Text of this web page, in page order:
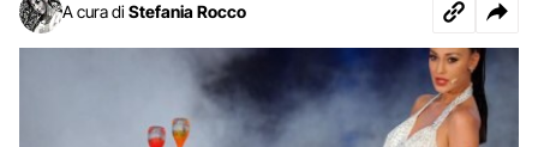
A cura di Stefania Rocco